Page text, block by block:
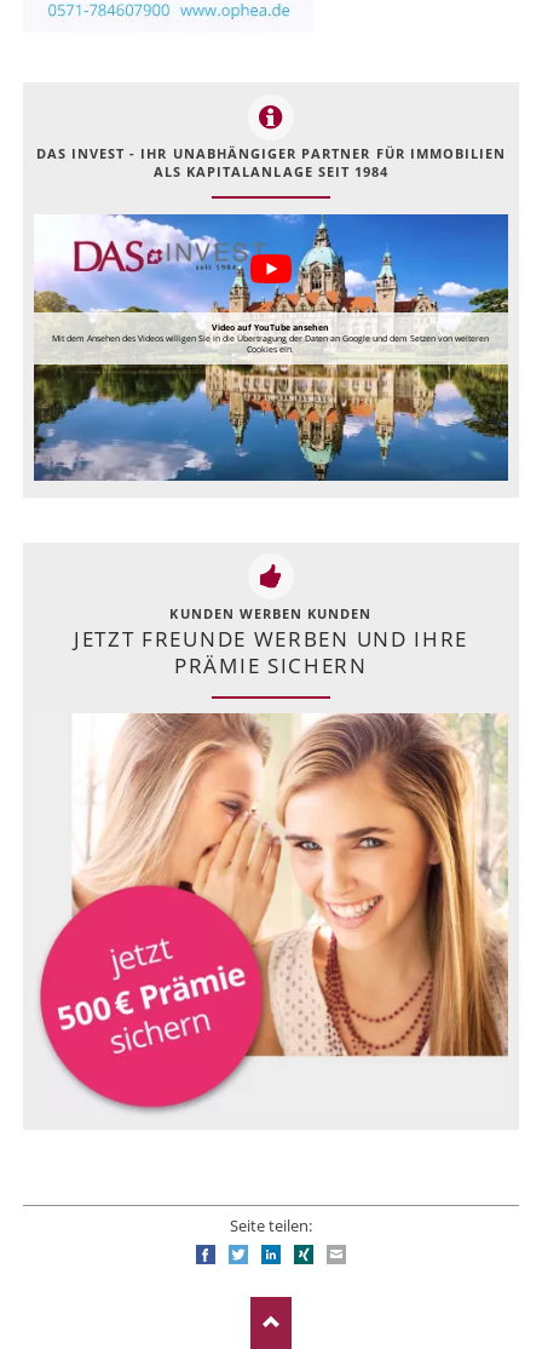
DAS INVEST - IHR UNABHÄNGIGER PARTNER FÜR IMMOBILIEN
ALS KAPITALANLAGE SEIT 1984
Video auf YouTube ansehen
Mit dem Ansehen des Videos willigen Sie in die Übertragung der Daten an Google und dem Setzen von weiteren
Cookies ein.
KUNDEN WERBEN KUNDEN
JETZT FREUNDE WERBEN UND IHRE
PRÄMIE SICHERN
Seite teilen:
FacebookTwitterLinkedIn
Xing